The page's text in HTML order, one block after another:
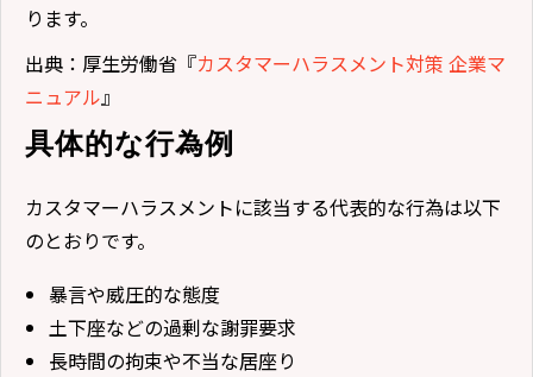
ります。
出典：厚生労働省『カスタマーハラスメント対策 企業マ
ニュアル』
具体的な行為例
カスタマーハラスメントに該当する代表的な行為は以下
のとおりです。
暴言や威圧的な態度
土下座などの過剰な謝罪要求
長時間の拘束や不当な居座り